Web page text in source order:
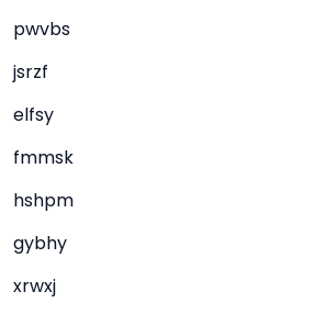
pwvbs
jsrzf
elfsy
fmmsk
hshpm
gybhy
xrwxj